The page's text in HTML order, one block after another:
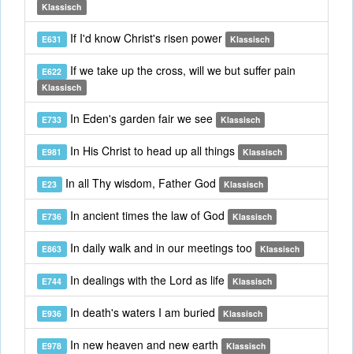
Klassisch
E631 If I'd know Christ's risen power Klassisch
E622 If we take up the cross, will we but suffer pain
Klassisch
E733 In Eden's garden fair we see Klassisch
E981 In His Christ to head up all things Klassisch
E23 In all Thy wisdom, Father God Klassisch
E736 In ancient times the law of God Klassisch
E863 In daily walk and in our meetings too Klassisch
E744 In dealings with the Lord as life Klassisch
E936 In death's waters I am buried Klassisch
E978 In new heaven and new earth Klassisch